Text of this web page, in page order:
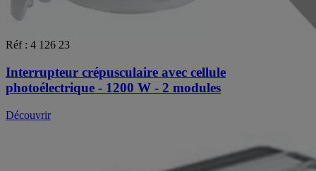
Réf : 4 126 23
Interrupteur crépusculaire avec cellule
photoélectrique - 1200 W - 2 modules
Découvrir